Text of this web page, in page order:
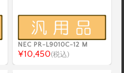
NEC PR-L9010C-12 M
¥10,450(税込)